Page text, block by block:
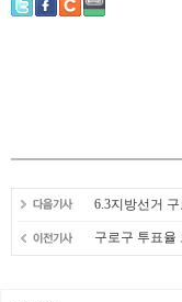
6.3지방선거
구로구 투표율